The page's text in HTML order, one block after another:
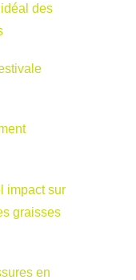
des
impact sur
graisses
en